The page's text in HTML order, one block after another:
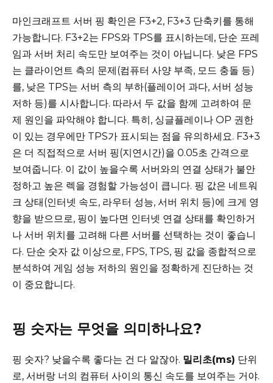
마인크래프트 서버 핑 확인은 F3+2, F3+3 단축키를 통해
가능합니다. F3+2는 FPS와 TPS를 표시하는데, 단순 프레
임과 서버 처리 속도만 보여주는 것이 아닙니다. 낮은 FPS
는 클라이언트 측의 문제(컴퓨터 사양 부족, 모드 충돌 등)
를, 낮은 TPS는 서버 측의 부하(플레이어 과다, 서버 성능
저하 등)를 시사합니다. 따라서 두 값을 함께 고려하여 문
제 원인을 파악해야 합니다. 특히, 싱글플레이나 OP 권한
이 있는 경우에만 TPS가 표시되는 점을 유의하세요. F3+3
은 더 직접적으로 서버 핑(지연시간)을 0.05초 간격으로
보여줍니다. 이 값이 높을수록 서버와의 연결 상태가 불안
정하고 높은 렉을 경험할 가능성이 큽니다. 핑 값은 네트워
크 상태(인터넷 속도, 라우터 성능, 서버 위치 등)에 크게 영
향을 받으므로, 핑이 높다면 인터넷 연결 상태를 확인하거
나 서버 위치를 고려해 다른 서버를 선택하는 것이 좋습니
다. 단순 숫자 값 이상으로, FPS, TPS, 핑 값을 종합적으로
분석하여 게임 성능 저하의 원인을 정확하게 진단하는 것
이 중요합니다.
핑 숫자는 무엇을 의미하나요?
핑 숫자? 낮을수록 좋다는 건 다 알잖아. 밀리초(ms) 단위
로, 서버랑 너의 컴퓨터 사이의 통신 속도를 보여주는 거야.